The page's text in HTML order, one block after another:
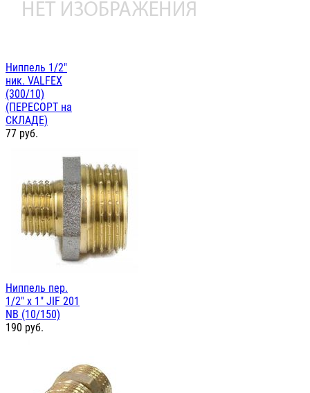
Ниппель 1/2"
ник. VALFEX
(300/10)
(ПЕРЕСОРТ на
СКЛАДЕ)
77 руб.
Ниппель пер.
1/2" х 1" JIF 201
NB (10/150)
190 руб.